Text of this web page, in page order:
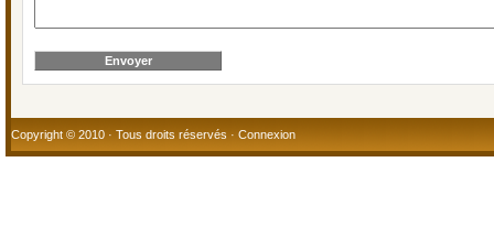
Copyright © 2010 · Tous droits réservés · Connexion